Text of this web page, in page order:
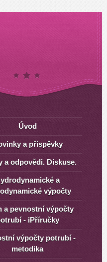
Úvod
a příspěvky
a odpovědi. Diskuse.
a
výpočty
a pevnostní výpočty
- iPříručky
výpočty potrubí -
metodika